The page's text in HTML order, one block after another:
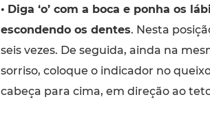
• Diga ‘o’ com a boca e ponha os
escondendo os dentes. Nesta
seis vezes. De seguida, ainda na
sorriso, coloque o indicador no
cabeça para cima, em direção ao